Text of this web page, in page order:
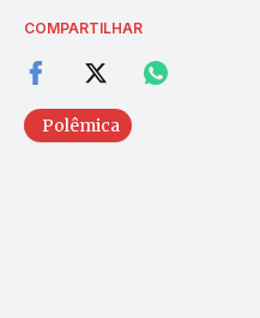
COMPARTILHAR
Polêmica